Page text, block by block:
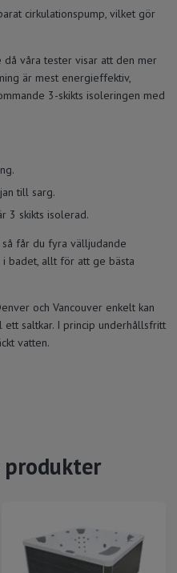
cirkulationspump, vilket gör
då våra tester visar att den mer
är mest energieffektiv,
3-skikts isoleringen med
till sarg.
3 skikts isolerad.
får du fyra välljudande
badet, allt för att ge bästa
och Vancouver enkelt kan
saltkar. I princip underhållsfritt
vatten.
produkter